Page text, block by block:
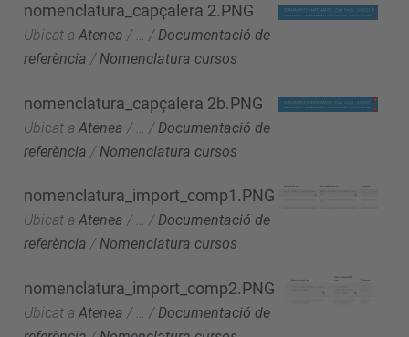
nomenclatura_capçalera 2.PNG
Ubicat a Atenea / … /Documentació de
referència /Nomenclatura cursos
nomenclatura_capçalera 2b.PNG
Ubicat a Atenea / / Documentació de
referència / Nomenclatura cursos
nomenclatura_import_comp1.PNG
Ubicat a Atenea / … /Documentació de
referència /Nomenclatura cursos
nomenclatura_import_comp2.PNG
Ubicat a Atenea / / Documentació de